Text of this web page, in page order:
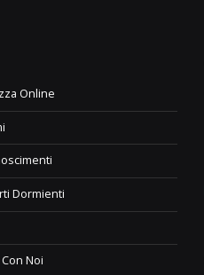
Online
Dormienti
Noi